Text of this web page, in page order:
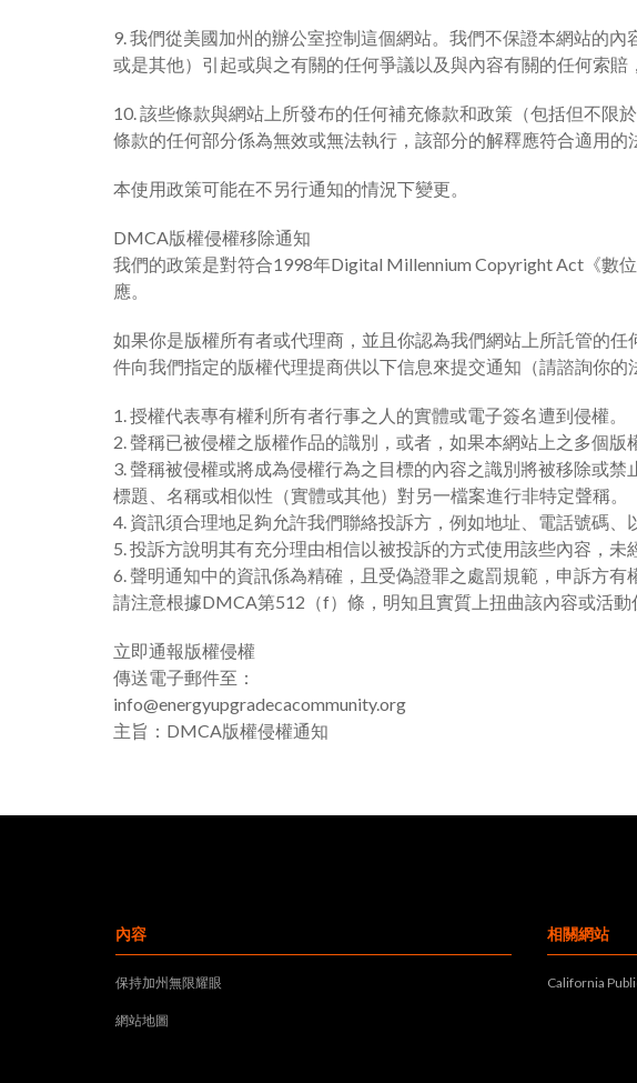
9. 我們從美國加州的辦公室控制這個網站。我們不保證本網站的
或是其他）引起或與之有關的任何爭議以及與內容有關的任何索
10. 該些條款與網站上所發布的任何補充條款和政策（包括但不
條款的任何部分係為無效或無法執行，該部分的解釋應符合適用
本使用政策可能在不另行通知的情況下變更。
DMCA版權侵權移除通知
我們的政策是對符合1998年Digital Millennium Copyright Act《數
應。
如果你是版權所有者或代理商，並且你認為我們網站上所託管的
件向我們指定的版權代理提商供以下信息來提交通知（請諮詢你
1. 授權代表專有權利所有者行事之人的實體或電子簽名遭到侵權。
2. 聲稱已被侵權之版權作品的識別，或者，如果本網站上之多個
3. 聲稱被侵權或將成為侵權行為之目標的內容之識別將被移除或
標題、名稱或相似性（實體或其他）對另一檔案進行非特定聲稱。
4. 資訊須合理地足夠允許我們聯絡投訴方，例如地址、電話號碼、
5. 投訴方說明其有充分理由相信以被投訴的方式使用該些內容，未
6. 聲明通知中的資訊係為精確，且受偽證罪之處罰規範，申訴方有
請注意根據DMCA第512（f）條，明知且實質上扭曲該內容或活動
立即通報版權侵權
傳送電子郵件至：
info@energyupgradecacommunity.org
主旨：DMCA版權侵權通知
內容
保持加州無限耀眼
網站地圖
相關網站
California